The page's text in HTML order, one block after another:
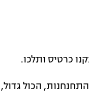
כרטיס ותלכו.
הכול גדול,